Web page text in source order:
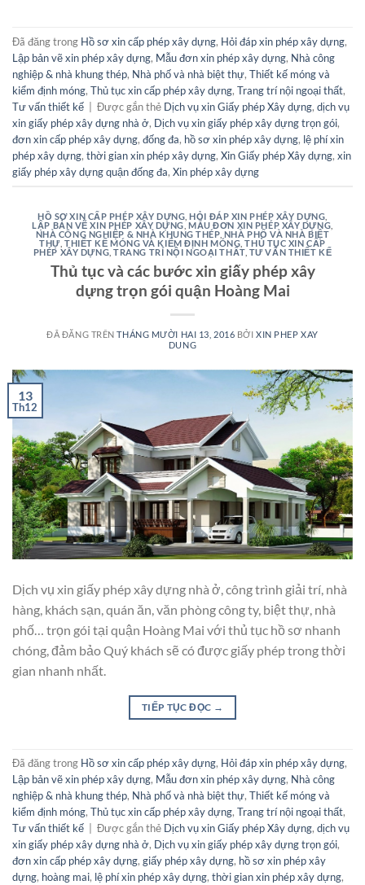
Đã đăng trong Hồ sơ xin cấp phép xây dựng, Hỏi đáp xin phép xây dựng,
Lập bản vẽ xin phép xây dựng, Mẫu đơn xin phép xây dựng, Nhà công
nghiệp & nhà khung thép, Nhà phố và nhà biệt thự, Thiết kế móng và
kiểm định móng, Thủ tục xin cấp phép xây dựng, Trang trí nội ngoại thất,
Tư vấn thiết kế
Được gắn thẻ Dịch vụ xin Giấy phép Xây dựng, dịch vụ
xin giấy phép xây dựng nhà ở, Dịch vụ xin giấy phép xây dựng trọn gói,
đơn xin cấp phép xây dựng, đống đa, hồ sơ xin phép xây dựng, lệ phí xin
phép xây dựng, thời gian xin phép xây dựng, Xin Giấy phép Xây dựng, xin
giấy phép xây dựng quận đống đa, Xin phép xây dựng
HỒ SƠ XIN CẤP PHÉP XÂY DỰNG ,HỎI ĐÁP XIN PHÉP XÂY DỰNG
LẬP BẢN VẼ XIN PHÉP XÂY DỰNG ,MẪU ĐƠN XIN PHÉP XÂY DỰNG
NHÀ CÔNG NGHIỆP & NHÀ KHUNG THÉP, NHÀ PHỐ VÀ NHÀ BIỆT
THỰ THIẾT KẾ MÓNG VÀ KIỂM ĐỊNH MÓNG ,THỦ TỤC XIN CẤP
PHÉP XÂY DỰNG ,TRANG TRÍ NỘI NGOẠI THẤT, TƯ VẤN THIẾT KẾ
Thủ tục và các bước xin giấy phép xây
dựng trọn gói quận Hoàng Mai
ĐÃ ĐĂNG TRÊNTHÁNG MƯỜI HAI 13, 2016 BỞIXIN PHEP XAY
DUNG
13
Th12
Dịch vụ xin giấy phép xây dựng nhà ở, công trình giải trí, nhà
hàng, khách sạn, quán ăn, văn phòng công ty, biệt thự, nhà
phố… trọn gói tại quận Hoàng Mai với thủ tục hồ sơ nhanh
chóng, đảm bảo Quý khách sẽ có được giấy phép trong thời
gian nhanh nhất.
TIẾP TỤC ĐỌC →
Đã đăng trong Hồ sơ xin cấp phép xây dựng, Hỏi đáp xin phép xây dựng,
Lập bản vẽ xin phép xây dựng, Mẫu đơn xin phép xây dựng, Nhà công
nghiệp & nhà khung thép, Nhà phố và nhà biệt thự, Thiết kế móng và
kiểm định móng, Thủ tục xin cấp phép xây dựng, Trang trí nội ngoại thất,
Tư vấn thiết kế
Được gắn thẻ Dịch vụ xin Giấy phép Xây dựng, dịch vụ
xin giấy phép xây dựng nhà ở, Dịch vụ xin giấy phép xây dựng trọn gói,
đơn xin cấp phép xây dựng, giấy phép xây dựng, hồ sơ xin phép xây
dựng, hoàng mai, lệ phí xin phép xây dựng, thời gian xin phép xây dựng,